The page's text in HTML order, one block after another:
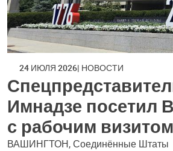
24 ИЮЛЯ 2026 НОВОСТИ
Имнадзе посетил
с рабочим визитом
ВАШИНГТОН, Соединённые Штаты